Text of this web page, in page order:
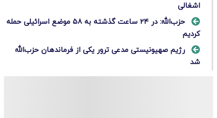
اشغالی
حزب‌الله: در ۲۴ ساعت گذشته به ۵۸ موضع اسرائیلی حمله
کردیم
رژیم صهیونیستی مدعی ترور یکی از فرماندهان حزب‌الله
شد